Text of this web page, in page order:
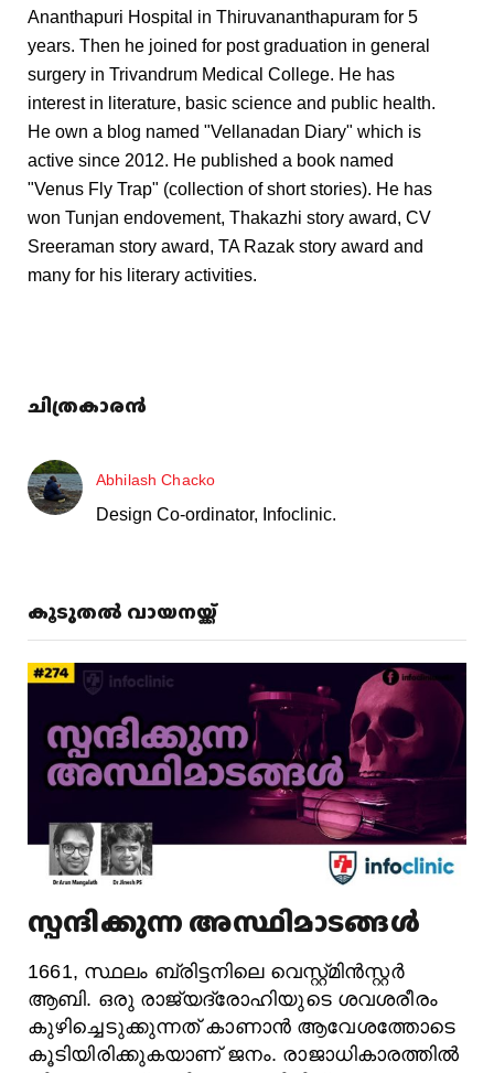
Ananthapuri Hospital in Thiruvananthapuram for 5
years. Then he joined for post graduation in general
surgery in Trivandrum Medical College. He has
interest in literature, basic science and public health.
He own a blog named "Vellanadan Diary" which is
active since 2012. He published a book named
"Venus Fly Trap" (collection of short stories). He has
won Tunjan endovement, Thakazhi story award, CV
Sreeraman story award, TA Razak story award and
many for his literary activities.
ചിത്രകാരൻ
Abhilash Chacko
Design Co-ordinator, Infoclinic.
കൂടുതൽ വായനയ്ക്ക്
സ്പന്ദിക്കുന്ന അസ്ഥിമാടങ്ങൾ
1661, സ്ഥലം ബ്രിട്ടനിലെ വെസ്റ്റ്മിൻസ്റ്റർ
ആബി. ഒരു രാജ്യദ്രോഹിയുടെ ശവശരീരം
കുഴിച്ചെടുക്കുന്നത് കാണാൻ ആവേശത്തോടെ
കൂടിയിരിക്കുകയാണ് ജനം. രാജാധികാരത്തിൽ